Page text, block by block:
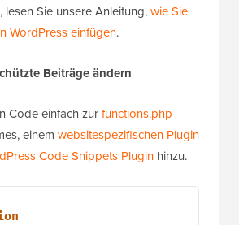
lesen Sie unsere Anleitung,wie Sie
WordPress einfügen.
Beiträge ändern
Code einfach zurfunctions.php-
einem websitespezifischen Plugin
Code Snippets Plugin hinzu.